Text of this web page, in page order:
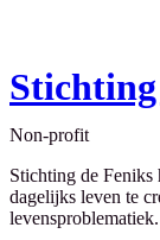
Non-profit
Stichting de Feniks
dagelijks leven te
levensproblematiek.